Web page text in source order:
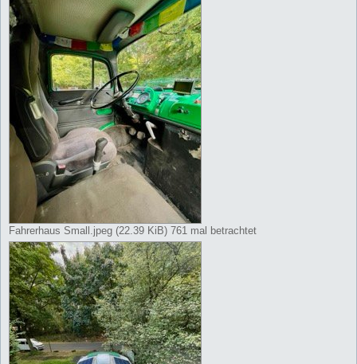
Fahrerhaus Small.jpeg (22.39 KiB) 761 mal betrachtet